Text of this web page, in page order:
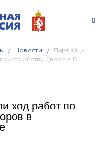
Новости
Партийцы
Дворов В
ход работ по
в